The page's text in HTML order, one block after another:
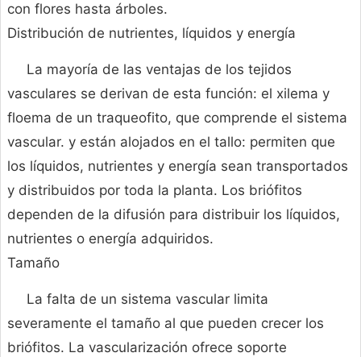
con flores hasta árboles.
Distribución de nutrientes, líquidos y energía
La mayoría de las ventajas de los tejidos
vasculares se derivan de esta función: el xilema y
floema de un traqueofito, que comprende el sistema
vascular. y están alojados en el tallo: permiten que
los líquidos, nutrientes y energía sean transportados
y distribuidos por toda la planta. Los briófitos
dependen de la difusión para distribuir los líquidos,
nutrientes o energía adquiridos.
Tamaño
La falta de un sistema vascular limita
severamente el tamaño al que pueden crecer los
briófitos. La vascularización ofrece soporte